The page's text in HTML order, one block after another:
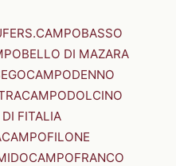
CAMPOBASSO
DI MAZARA
CAMPODENNO
CAMPODOLCINO
FITALIA
CAMPOFILONE
CAMPOFRANCO